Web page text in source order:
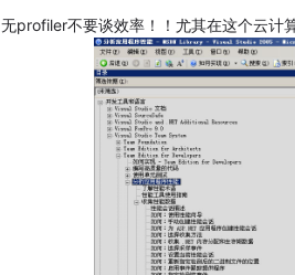
无profiler不要谈效率！！尤其在这个云计